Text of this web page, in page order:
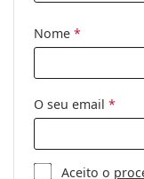
Nome *
O seu email *
Aceito o